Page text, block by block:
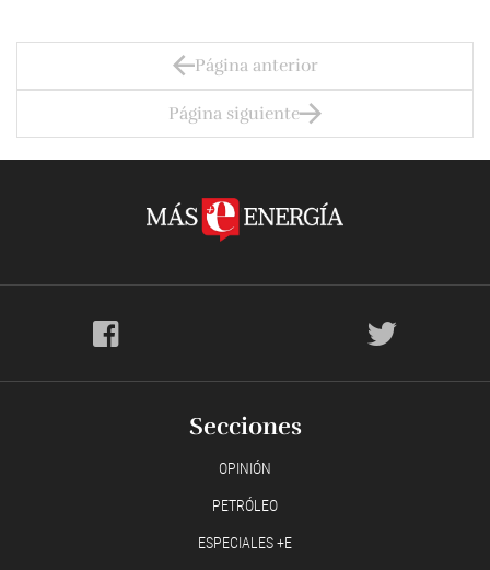
Página anterior
Página siguiente
Secciones
OPINIÓN
PETRÓLEO
ESPECIALES +E